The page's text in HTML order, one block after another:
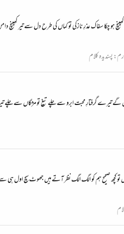
کھینچ ہو چکا سفاک عذرِ نازکی تو کماں کی طرح دل سے تیر
پسندیدہ کلام
تیرے گرفتارِ محبت ابرو سے چلے تیغ تو مژگاں سے چلے
صحیح ہم کو الگ الگ نظر آتے ہیں جھوٹ سچ اول ہی